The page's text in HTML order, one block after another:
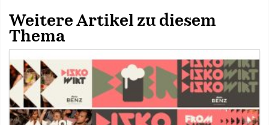
Weitere Artikel zu diesem
Thema